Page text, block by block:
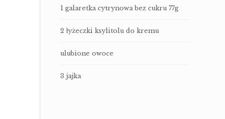
1 galaretka cytrynowa bez cukru 77g
2 łyżeczki ksylitolu do kremu
ulubione owoce
3 jajka